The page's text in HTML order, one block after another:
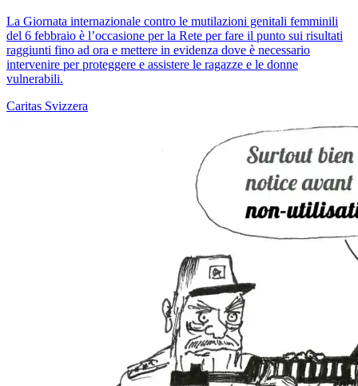
La Giornata internazionale contro le mutilazioni genitali femminili
del 6 febbraio è l’occasione per la Rete per fare il punto sui risultati
raggiunti fino ad ora e mettere in evidenza dove è necessario
intervenire per proteggere e assistere le ragazze e le donne
vulnerabili.
Caritas Svizzera